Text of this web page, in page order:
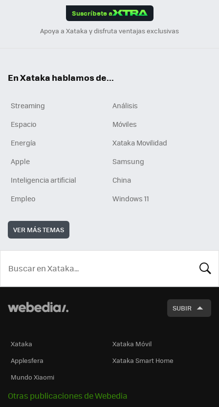
Suscríbete a
Apoya a Xataka y disfruta ventajas exclusivas
En Xataka hablamos de...
Streaming
Análisis
Espacio
Móviles
Energía
Xataka Movilidad
Apple
Samsung
Inteligencia artificial
China
Empleo
Windows 11
VER MÁS TEMAS
SUBIR
Xataka
Xataka Móvil
Applesfera
Xataka Smart Home
Mundo Xiaomi
Otras publicaciones de Webedia